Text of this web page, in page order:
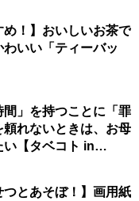
め！】おいしいお茶で
いい「ティーバッ
間」を持つことに「罪
れないときは、お母
い【タベコト in
つとあそぼ！】画用紙